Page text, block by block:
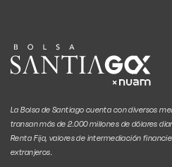
La Bolsa de Santiago cuenta con diversos
transan más de 2.000 millones de dólares
Renta Fija, valores de intermediación
extranjeros.